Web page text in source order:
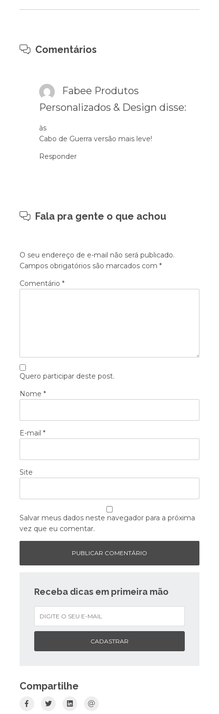
Comentários
Fabee Produtos
Personalizados & Design disse:
às
Cabo de Guerra versão mais leve!
Responder
Fala pra gente o que achou
O seu endereço de e-mail não será publicado.
Campos obrigatórios são marcados com *
Comentário *
Quero participar deste post.
Nome *
E-mail *
Site
Salvar meus dados neste navegador para a próxima
vez que eu comentar.
Receba dicas em primeira mão
CADASTRAR
Compartilhe